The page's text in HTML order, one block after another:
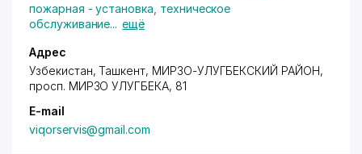
пожарная - установка, техническое
обслуживание... ещё
Адрес
Узбекистан, Ташкент, МИРЗО-УЛУГБЕКСКИЙ РАЙОН,
просп. МИРЗО УЛУГБЕКА, 81
E-mail
viqorservis@gmail.com